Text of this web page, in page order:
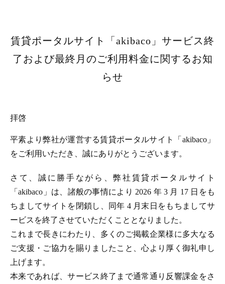
賃貸ポータルサイト「akibaco」サービス終
了および最終月のご利用料金に関するお知
らせ
拝啓
平素より弊社が運営する賃貸ポータルサイト「akibaco」
をご利用いただき、誠にありがとうございます。
さて、誠に勝手ながら、弊社賃貸ポータルサイト
「akibaco」は、諸般の事情により 2026 年 3 月 17 日をも
ちましてサイトを閉鎖し、同年 4 月末日をもちましてサ
ービスを終了させていただくこととなりました。
これまで長きにわたり、多くのご掲載企業様に多大なる
ご支援・ご協力を賜りましたこと、心より厚く御礼申し
上げます。
本来であれば、サービス終了まで通常通り反響課金をさ